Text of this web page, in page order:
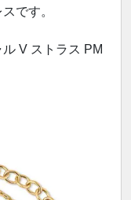
です。
V ストラス PM